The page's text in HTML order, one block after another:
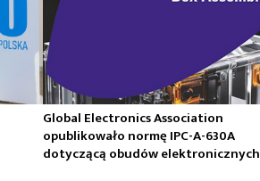
Global Electronics Association
opublikowało normę IPC-A-630A
dotyczącą obudów elektronicznych